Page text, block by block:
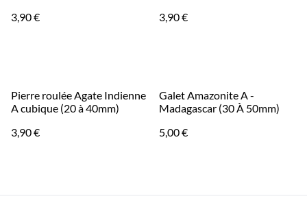
3,90 €
3,90 €
Pierre roulée Agate Indienne
A cubique (20 à 40mm)
3,90 €
Galet Amazonite A -
Madagascar (30 À 50mm)
5,00 €